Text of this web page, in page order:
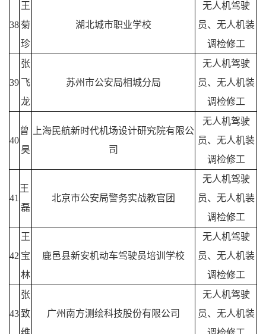
38
王
菊
珍
湖北城市职业学校
无人机驾驶
员、无人机装
调检修工
39
张
飞
龙
苏州市公安局相城分局
无人机驾驶
员、无人机装
调检修工
40
曾
昊
上海民航新时代机场设计研究院有限公
司
无人机驾驶
员、无人机装
调检修工
41
王
磊
北京市公安局警务实战教官团
无人机驾驶
员、无人机装
调检修工
42
王
宝
林
鹿邑县新安机动车驾驶员培训学校
无人机驾驶
员、无人机装
调检修工
43
张
致
广州南方测绘科技股份有限公司
无人机驾驶
员、无人机装